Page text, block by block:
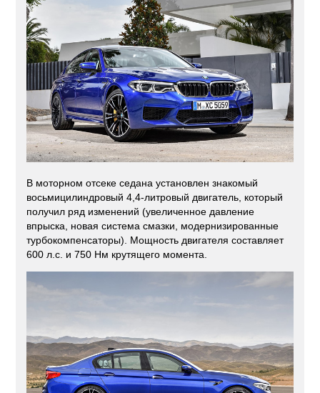
В моторном отсеке седана установлен знакомый
восьмицилиндровый 4,4-литровый двигатель, который
получил ряд изменений (увеличенное давление
впрыска, новая система смазки, модернизированные
турбокомпенсаторы). Мощность двигателя составляет
600 л.с. и 750 Нм крутящего момента.